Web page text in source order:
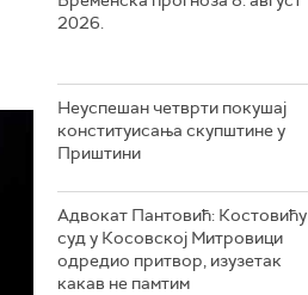
2026.
Неуспешан четврти покушај
конституисања скупштине у
Приштини
Адвокат Пантовић: Костовићу
суд у Косовској Митровици
одредио притвор, изузетак
какав не памтим